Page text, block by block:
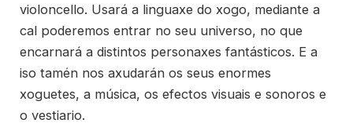
violoncello. Usará a linguaxe do xogo, mediante a
cal poderemos entrar no seu universo, no que
encarnará a distintos personaxes fantásticos. E a
iso tamén nos axudarán os seus enormes
xoguetes, a música, os efectos visuais e sonoros e
o vestiario.